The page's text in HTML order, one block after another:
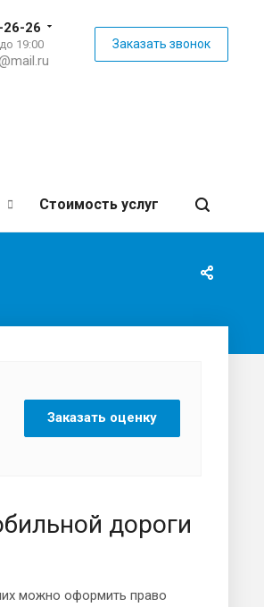
26-26
19:00 Заказать звонок
Стоимость услуг
Заказать оценку
дороги
можно оформить право